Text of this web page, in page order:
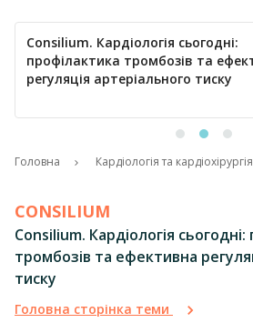
Consilium. Кардіологія сьогодні:
профілактика тромбозів та
регуляція артеріального тиску
Головна Кардіологія та кардіохірургія
CONSILIUM
Consilium. Кардіологія
тромбозів та ефективна
тиску
Головна сторінка теми